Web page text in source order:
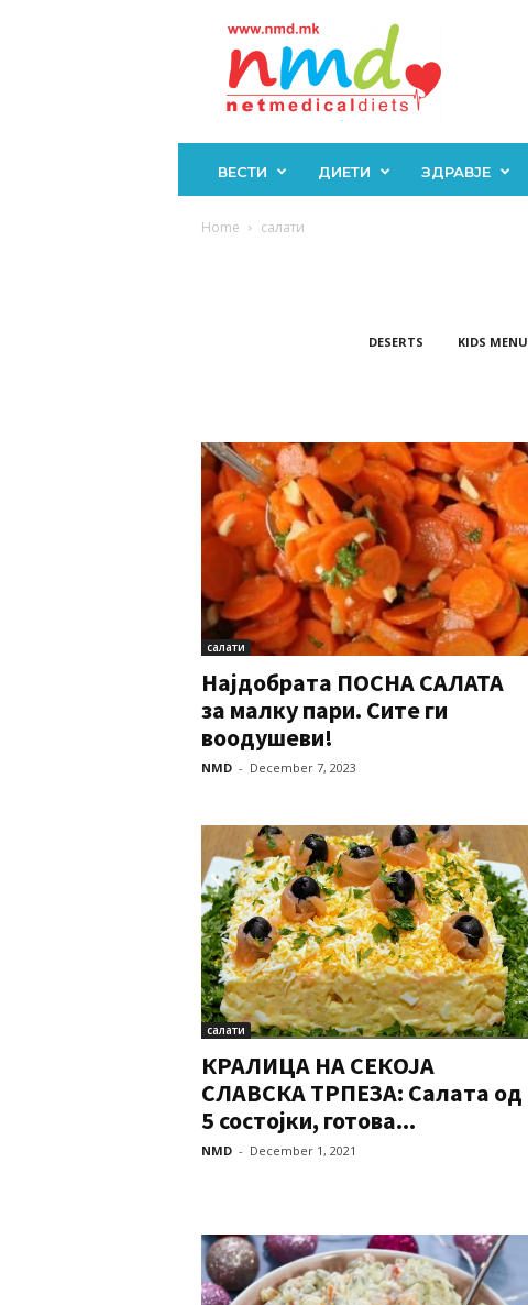
ВЕСТИ ДИЕТИ ЗДРАВЈЕ
Home салати
DESERTS KIDS MENU
салати
Најдобрата ПОСНА САЛАТА
за малку пари. Сите ги
воодушеви!
NMD - December 7, 2023
салати
КРАЛИЦА НА СЕКОЈА
СЛАВСКА ТРПЕЗА: Салата од
5 состојки, готова...
NMD - December 1, 2021